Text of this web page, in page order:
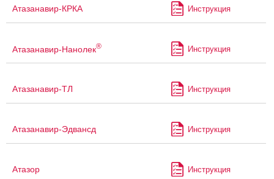
Атазанавир-КРКА Инструкция
Атазанавир-Нанолек® Инструкция
Атазанавир-ТЛ Инструкция
Атазанавир-Эдвансд Инструкция
Атазор Инструкция